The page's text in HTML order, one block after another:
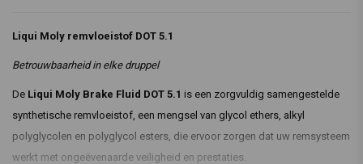
Liqui Moly remvloeistof DOT 5.1
Betrouwbaarheid in elke druppel
De Liqui Moly Brake Fluid DOT 5.1 is een zorgvuldig samengestelde
synthetische remvloeistof, een mengsel van glycol ethers, alkyl
polyglycolen en polyglycol esters, die ervoor zorgen dat uw remsysteem
werkt met ongeëvenaarde veiligheid en prestaties.